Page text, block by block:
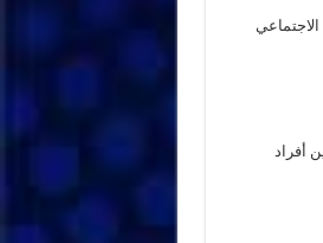
الاجتماعي
أفراد